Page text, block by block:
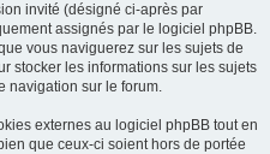
invité (désigné ci-après par
assignés par le logiciel phpBB.
vous naviguerez sur les sujets de
stocker les informations sur les sujets
navigation sur le forum.
externes au logiciel phpBB tout en
que ceux-ci soient hors de portée